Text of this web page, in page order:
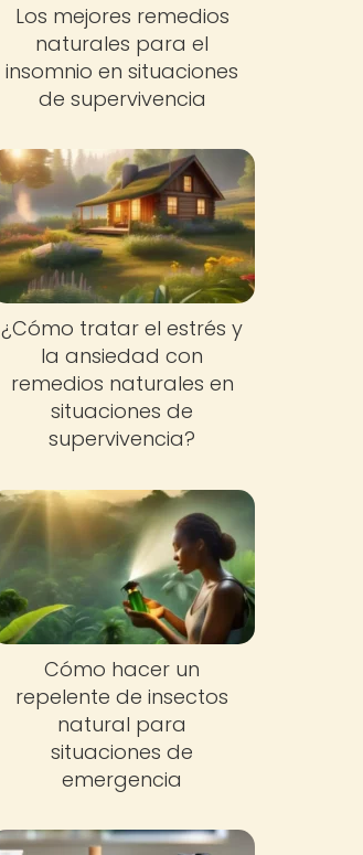
Los mejores remedios
naturales para el
insomnio en situaciones
de supervivencia
¿Cómo tratar el estrés y
la ansiedad con
remedios naturales en
situaciones de
supervivencia?
Cómo hacer un
repelente de insectos
natural para
situaciones de
emergencia